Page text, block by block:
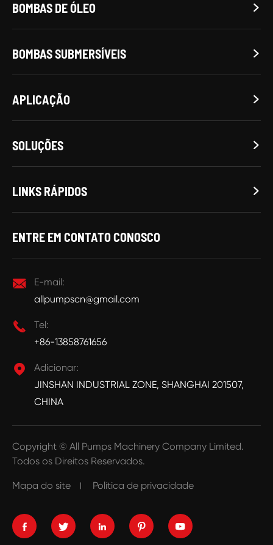
BOMBAS DE ÓLEO 
BOMBAS SUBMERSÍVEIS 
APLICAÇÃO 
SOLUÇÕES 
LINKS RÁPIDOS 
ENTRE EM CONTATO CONOSCO

E-mail:
allpumpscn@gmail.com

Tel:
+86-13858761656

Adicionar:
JINSHAN INDUSTRIAL ZONE, SHANGHAI 201507,
CHINA
Copyright © All Pumps Machinery Company Limited.
Todos os Direitos Reservados.
Mapa do site Política de privacidade
    